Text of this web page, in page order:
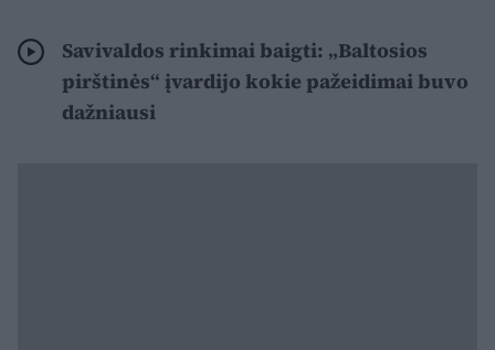
Savivaldos rinkimai baigti: „Baltosios
pirštinės“ įvardijo kokie pažeidimai buvo
dažniausi